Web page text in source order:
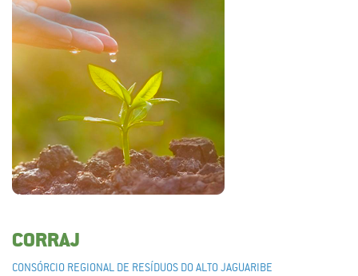
CORRAJ
CONSÓRCIO REGIONAL DE RESÍDUOS DO ALTO JAGUARIBE